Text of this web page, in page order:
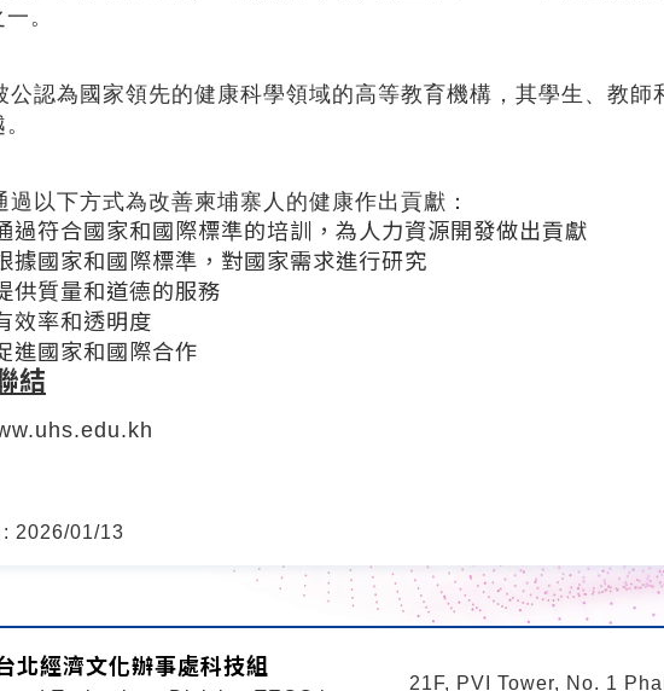
。
公認為國家領先的健康科學領域的高等教育機構，其學生、教
過以下方式為改善柬埔寨人的健康作出貢獻：
過符合國家和國際標準的培訓，為人力資源開發做出貢獻
據國家和國際標準，對國家需求進行研究
供質量和道德的服務
效率和透明度
進國家和國際合作
結
: 2026/01/13
北經濟文化辦事處科技組
21F, PVI Tower, No. 1